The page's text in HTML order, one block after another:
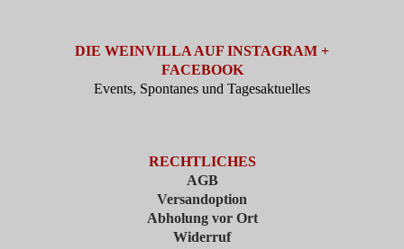
DIE WEINVILLA AUF INSTAGRAM +
FACEBOOK
Events, Spontanes und Tagesaktuelles
RECHTLICHES
AGB
Versandoption
Abholung vor Ort
Widerruf